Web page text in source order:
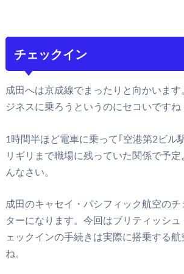
チェックイン
成田へは京成線でまったりと向かいま
ジネスに乗ろうというのにセコいです
1時間半ほど電車に乗って｢空港第2ビル
リギリまで職場に残っていた関係で予
んなさい。
成田のキャセイ・パシフィック航空の
ターになります。今回はブリティッシ
ェックインの手続きは実際に搭乗する
ね。